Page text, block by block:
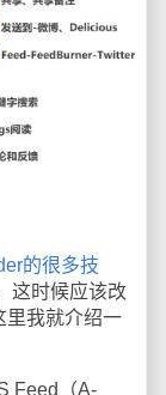
的很多技
这时候应该改
里我就介绍一
Feed（A-